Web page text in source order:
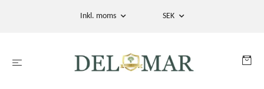
Inkl. moms SEK